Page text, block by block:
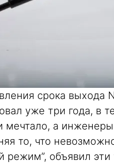
срока выхода
уже три года, в
мечтало, а
то, что
режим”, объявил